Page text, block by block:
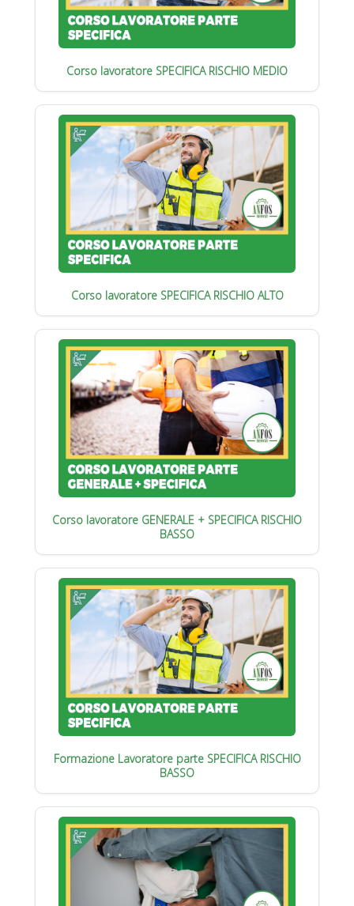
Corso lavoratore SPECIFICA RISCHIO MEDIO
Corso lavoratore SPECIFICA RISCHIO ALTO
Corso lavoratore GENERALE + SPECIFICA RISCHIO
BASSO
Formazione Lavoratore parte SPECIFICA RISCHIO
BASSO